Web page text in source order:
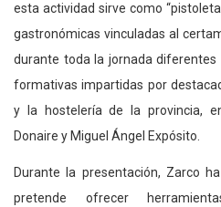
esta actividad sirve como
gastronómicas vinculadas al
durante toda la jornada diferentes
formativas impartidas por
y la hostelería de la provincia,
Donaire y Miguel Ángel Expósito.
Durante la presentación, Zarco
pretende ofrecer